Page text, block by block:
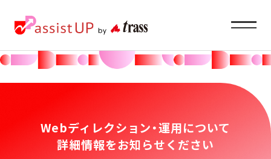
企業ご担当者様へ
Webディレクション・運用について
詳細情報をお知らせください